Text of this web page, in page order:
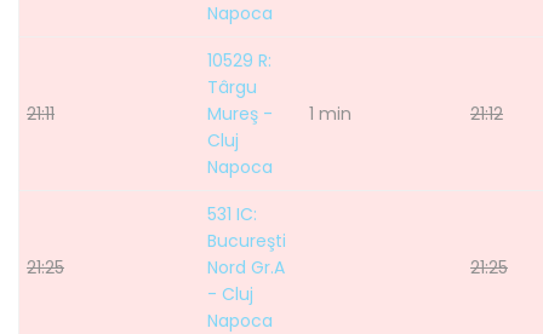
Napoca
21:11
10529 R:
Târgu
Mureş -
Cluj
Napoca
1 min 21:12
21:25
531 IC:
Bucureşti
Nord Gr.A
- Cluj
Napoca
21:25